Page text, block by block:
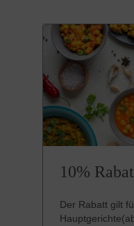
10%
Der Rabatt gilt